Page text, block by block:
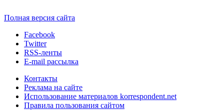
Полная версия сайта
Facebook
Twitter
RSS-ленты
E-mail рассылка
Контакты
Реклама на сайте
Использование материалов korrespondent.net
Правила пользования сайтом